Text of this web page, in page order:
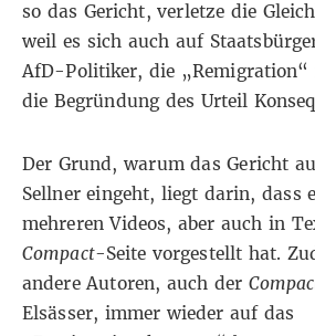
so das Gericht, verletze die
weil es sich auch auf
AfD-Politiker, die „Remigration“
die Begründung des Urteil
Der Grund, warum das Gericht
Sellner eingeht, liegt darin, dass
mehreren Videos, aber auch in
Compact-Seite vorgestellt hat.
andere Autoren, auch der
Elsässer, immer wieder auf das